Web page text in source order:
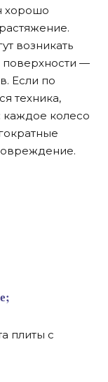
хорошо
возникать
—
Если по
техника,
каждое колесо
плиты с